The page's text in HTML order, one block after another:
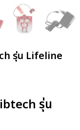
รุ่น Lifeline
รุ่น